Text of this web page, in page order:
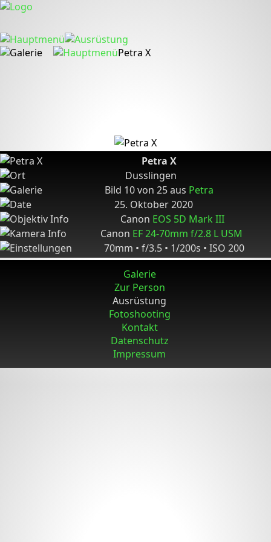
Petra X
Petra X
Dusslingen
Bild 10 von 25 aus Petra
25. Oktober 2020
Canon EOS 5D Mark III
Canon EF 24-70mm f/2.8 L USM
70mm • f/3.5 • 1/200s • ISO 200
Galerie
Zur Person
Ausrüstung
Fotoshooting
Kontakt
Datenschutz
Impressum